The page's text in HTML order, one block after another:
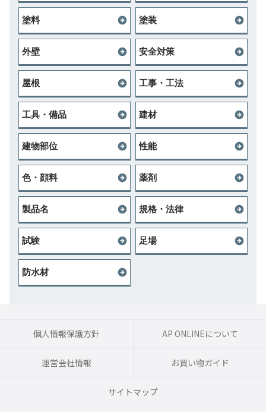
塗料 塗装
外壁 安全対策
屋根 工事・工法
工具・備品 建材
建物部位 性能
色・顔料 薬剤
製品名 規格・法律
試験 足場
防水材
個人情報保護方針 AP ONLINEについて
運営会社情報 お買い物ガイド
サイトマップ